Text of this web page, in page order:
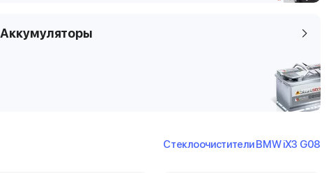
электричество
Аккумуляторы
Стеклоочистители BMW iX3 G08